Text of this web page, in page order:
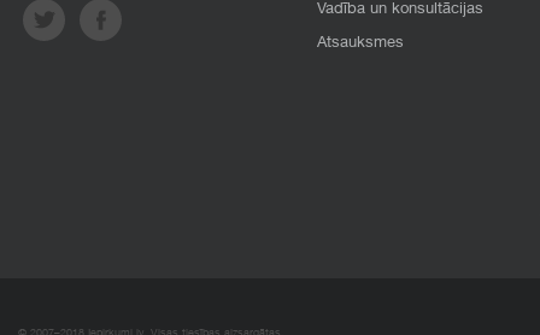
Vadība un konsultācijas
Atsauksmes